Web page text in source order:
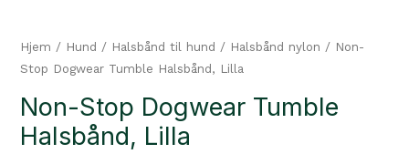
Hjem / Hund / Halsbånd til hund / Halsbånd nylon / Non-
Stop Dogwear Tumble Halsbånd, Lilla
Non-Stop Dogwear Tumble
Halsbånd, Lilla